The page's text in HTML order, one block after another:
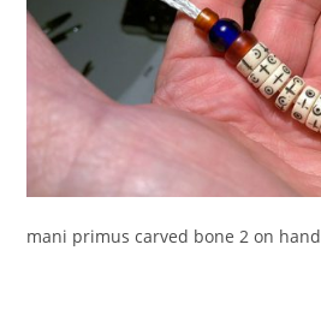
mani primus carved bone 2 on hand